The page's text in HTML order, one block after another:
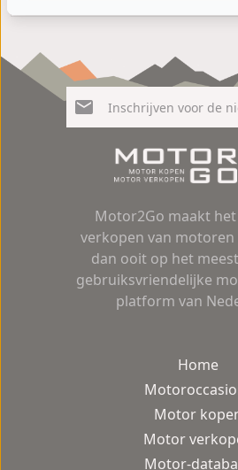
Motor2Go maakt
verkopen van
dan ooit op het
gebruiksvriendelijke
platform van
Home
Motor
Motor
Motor-